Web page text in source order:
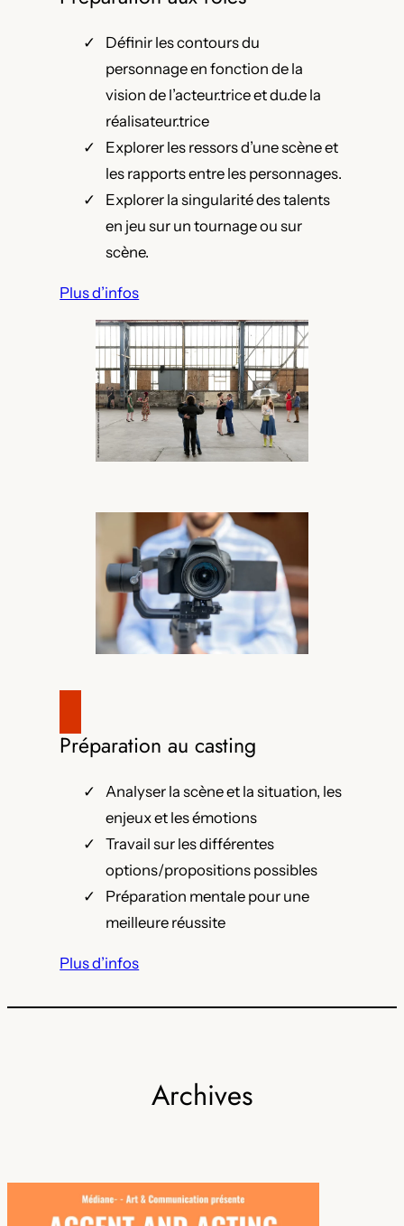
Définir les contours du
personnage en fonction de la
vision de l’acteur.trice et du.de la
réalisateur.trice
Explorer les ressors d’une scène et
les rapports entre les personnages.
Explorer la singularité des talents
en jeu sur un tournage ou sur
scène.
Plus d’infos
Préparation au casting
Analyser la scène et la situation, les
enjeux et les émotions
Travail sur les différentes
options/propositions possibles
Préparation mentale pour une
meilleure réussite
Plus d’infos
Archives